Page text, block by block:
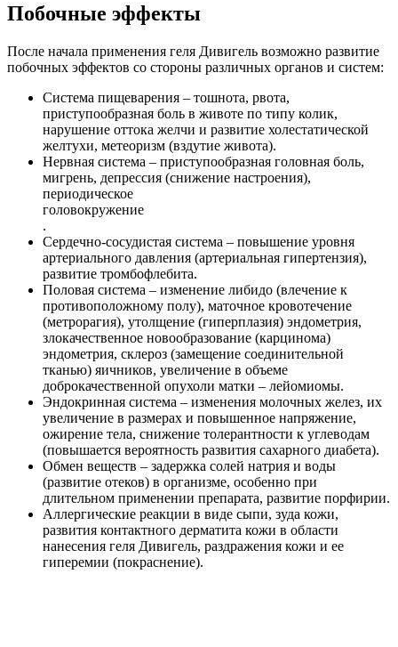
Побочные эффекты
После начала применения геля Дивигель возможно развитие
побочных эффектов со стороны различных органов и систем:
Система пищеварения – тошнота, рвота,
приступообразная боль в животе по типу колик,
нарушение оттока желчи и развитие холестатической
желтухи, метеоризм (вздутие живота).
Нервная система – приступообразная головная боль,
мигрень, депрессия (снижение настроения),
периодическое
головокружение
.
Сердечно-сосудистая система – повышение уровня
артериального давления (артериальная гипертензия),
развитие тромбофлебита.
Половая система – изменение либидо (влечение к
противоположному полу), маточное кровотечение
(метрорагия), утолщение (гиперплазия) эндометрия,
злокачественное новообразование (карцинома)
эндометрия, склероз (замещение соединительной
тканью) яичников, увеличение в объеме
доброкачественной опухоли матки – лейомиомы.
Эндокринная система – изменения молочных желез, их
увеличение в размерах и повышенное напряжение,
ожирение тела, снижение толерантности к углеводам
(повышается вероятность развития сахарного диабета).
Обмен веществ – задержка солей натрия и воды
(развитие отеков) в организме, особенно при
длительном применении препарата, развитие порфирии.
Аллергические реакции в виде сыпи, зуда кожи,
развития контактного дерматита кожи в области
нанесения геля Дивигель, раздражения кожи и ее
гиперемии (покраснение).